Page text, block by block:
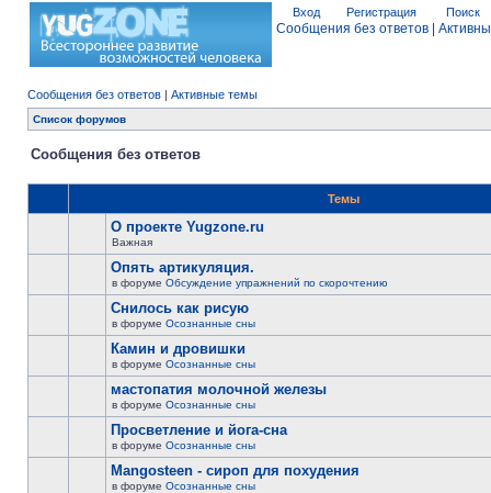
Вход Регистрация Поиск
Сообщения без ответов
Сообщения без ответов | Активные темы
Список форумов
Сообщения без ответов
Темы
О проекте Yugzone.ru
Важная
Опять артикуляция.
в форуме Обсуждение упражнений по скорочтению
Снилось как рисую
в форуме Осознанные сны
Камин и дровишки
в форуме Осознанные сны
мастопатия молочной железы
в форуме Осознанные сны
Просветление и йога-сна
в форуме Осознанные сны
Mangosteen - сироп для похудения
в форуме Осознанные сны